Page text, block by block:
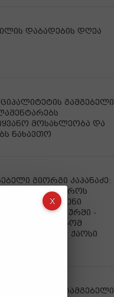
დაბადების დღეა
გამგებელი
მოსახლეობა და
ნახავთო
გიორგი კაპანაძე:
სამხედროს
რომ საფრენი
გადასცენ ყურში -
რომ
სრული ქაოსი
გამგებელი